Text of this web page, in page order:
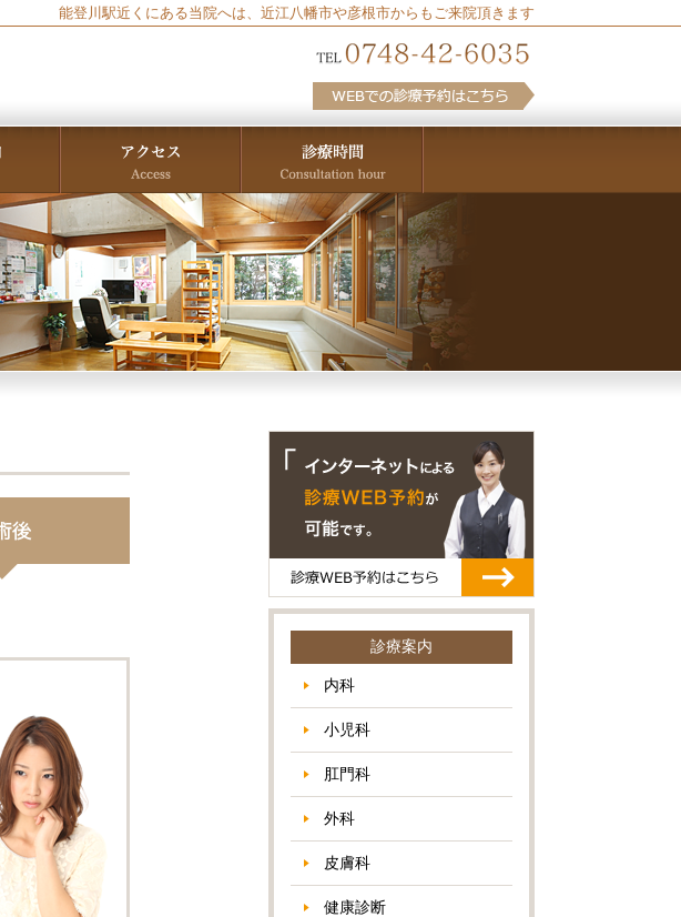
能登川駅近くにある当院へは、近江八幡市や彦根市からもご来院頂きます
診療案内
内科
小児科
肛門科
外科
皮膚科
健康診断